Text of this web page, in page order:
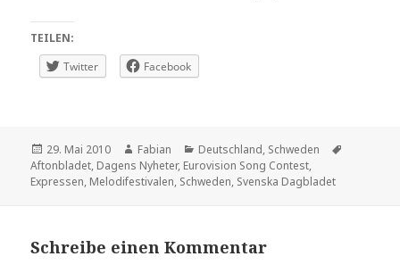
TEILEN:
Twitter
Facebook
Veröffentlicht
am
29. Mai 2010 Autor
Fabian Kategorien
Deutschland, Schweden
Aftonbladet, Dagens Nyheter, Eurovision Song Contest,
Expressen, Melodifestivalen, Schweden, Svenska Dagbladet
Schreibe einen Kommentar